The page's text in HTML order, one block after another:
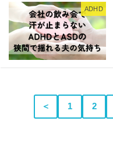
ADHD
＜ 1 2